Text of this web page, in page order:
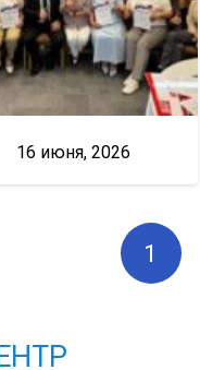
16 июня, 2026
1